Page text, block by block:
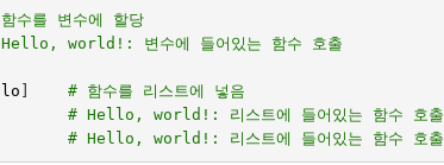
수를 변수에 할당
world!: 변수에 들어있는 함수 호출
]
# 함수를 리스트에 넣음
# Hello, world!: 리스트에 들어있는 함수 호출
# Hello, world!: 리스트에 들어있는 함수 호출